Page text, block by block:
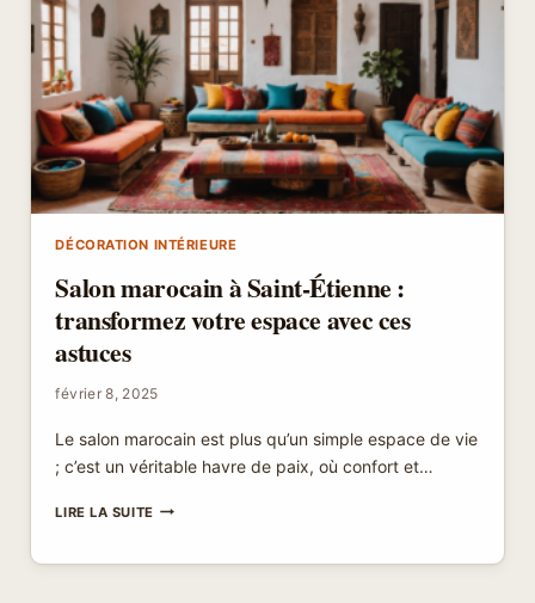
TENTER
PAR
CETTE
EXPÉRIENCE
CRÉATIVE
DÉCORATION INTÉRIEURE
Salon marocain à Saint-Étienne :
transformez votre espace avec ces
astuces
février 8, 2025
Le salon marocain est plus qu’un simple espace de vie
; c’est un véritable havre de paix, où confort et…
LIRE LA SUITESALON
SAINT-